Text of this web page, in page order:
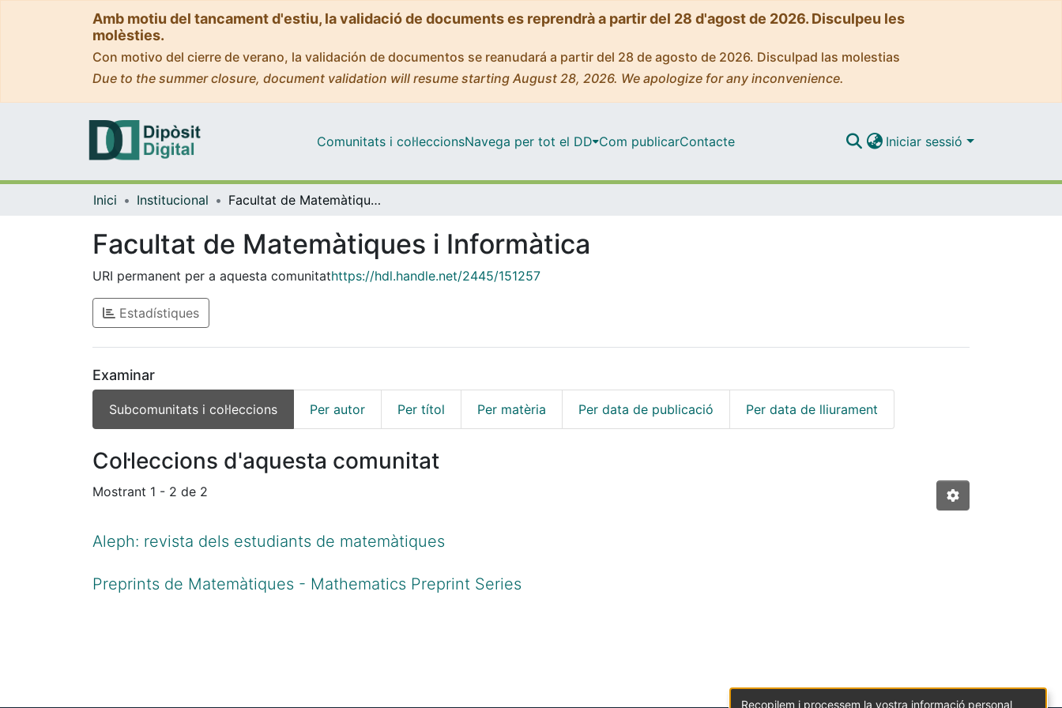
Amb motiu del tancament d'estiu, la validació de documents es reprendrà a partir del 28 d'agost de 2026. Disculpeu les
molèsties.
Con motivo del cierre de verano, la validación de documentos se reanudará a partir del 28 de agosto de 2026. Disculpad las molestias
Due to the summer closure, document validation will resume starting August 28, 2026. We apologize for any inconvenience.
Comunitats i col·leccionsNavega per tot el DD Com publicarContacte Iniciar sessió
Inici Institucional Facultat de Matemàtiques i Informàtica
Facultat de Matemàtiques i Informàtica
URI permanent per a aquesta comunitathttps://hdl.handle.net/2445/151257
Estadístiques
Examinar
Subcomunitats i col·leccions Per autor Per títol Per matèria Per data de publicació Per data de lliurament
Col·leccions d'aquesta comunitat
Mostrant 1 - 2 de 2
Aleph: revista dels estudiants de matemàtiques
Preprints de Matemàtiques - Mathematics Preprint Series
Recopilem i processem la vostra informació personal